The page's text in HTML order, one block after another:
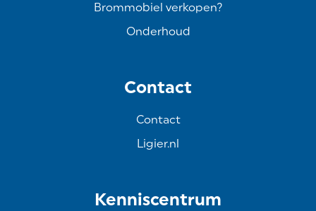
Brommobiel verkopen?
Onderhoud
Contact
Contact
Ligier.nl
Kenniscentrum